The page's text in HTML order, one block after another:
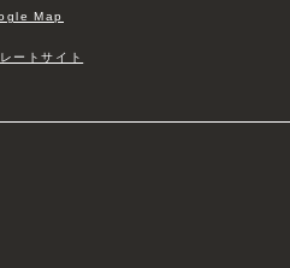
Map
ートサイト